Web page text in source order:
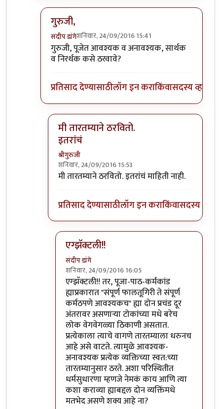
गुरुजी,
संदीप डांगेशनिवार, 24/09/2016 15:41
In reply toमला तसे वाटत नाही. अनेकbyश्रीगुरुजी
गुरुजी, पूजेत आवश्यक व अनावश्यक, सार्थक
व निरर्थक कसे ठरवावे?
प्रतिसाद देण्यासाठीलॉग इन कराकिंवासदस्य व्हा
मी तारतम्याने ठरवितो.
इतरांचं
श्रीगुरुजी
शनिवार, 24/09/2016 15:53
In reply toगुरुजी,byसंदीप डांगे
मी तारतम्याने ठरवितो. इतरांचं माहिती नाही.
प्रतिसाद देण्यासाठीलॉग इन कराकिंवासदस्य व्हा
एग्झॅक्टली!!
संदीप डांगे
शनिवार, 24/09/2016 16:05
In reply toमी तारतम्याने ठरवितो. इतरांचं
एग्झॅक्टली!! तर, पूजा-पाठ-कर्मकांड
ह्याप्रकारात "संपूर्ण फालतूगिरी ते संपूर्ण
कर्मठपणे आवश्यकच" ह्या दोन प्रचंड दूर
अंतरावर असणार्‍या टोकांच्या मधे बरेच
लोक वेगवेगळ्या ठिकाणी असतात.
प्रत्येकाला त्याचे वागणे तारतम्याला धरुनच
आहे असे वाटते. त्यामुळे आवश्यक-
अनावश्यक प्रत्येक व्यक्तिच्या स्वत:च्या
तारतम्यानुसार ठरते. अशा परिस्थितीत
धर्मसुधारणा म्हणजे नेमकं काय आणि त्या
कशा कराव्या ह्याबद्दल दोन व्यक्तिंमधे
मतभेद असणे शक्य आहे ना?